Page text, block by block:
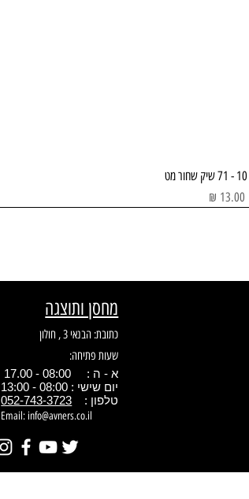
תצוגה מהירה
מחיר
מחסן ותוצגה
כתובת: הבנאי 3 , חולון
שעות פתיחה:
א - ה : 08:00 - 17.00
יום שישי : 08:00 - 13:00
טלפון : 052-743-3723
Email:info@avners.co.il